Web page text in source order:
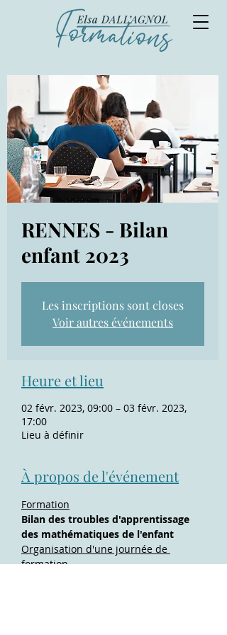
RENNES - Bilan
enfant 2023
Les inscriptions sont closes
Voir autres événements
Heure et lieu
02 févr. 2023, 09:00 – 03 févr. 2023,
17:00
Lieu à définir
À propos de l'événement
Formation
Bilan des troubles d'apprentissage
des mathématiques de l'enfant
Organisation d'une journée de
formation